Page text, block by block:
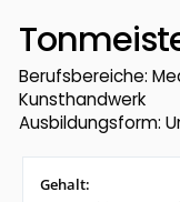
Berufsbereiche:
Kunsthandwerk
Ausbildungsform:
Gehalt: